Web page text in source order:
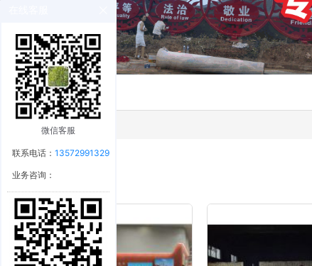
微信客服
联系电话：13572991329
业务咨询：